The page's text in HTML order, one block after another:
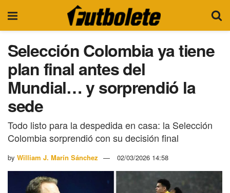
Selección Colombia ya tiene
plan final antes del
Mundial… y sorprendió la
sede
Todo listo para la despedida en casa: la Selección
Colombia sorprendió con su decisión final
by William J. Marín Sánchez 02/03/2026 14:58